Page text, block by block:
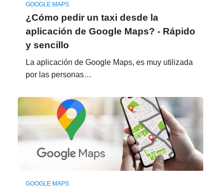
GOOGLE MAPS
¿Cómo pedir un taxi desde la
aplicación de Google Maps? - Rápido
y sencillo
La aplicación de Google Maps, es muy utilizada
por las personas…
GOOGLE MAPS